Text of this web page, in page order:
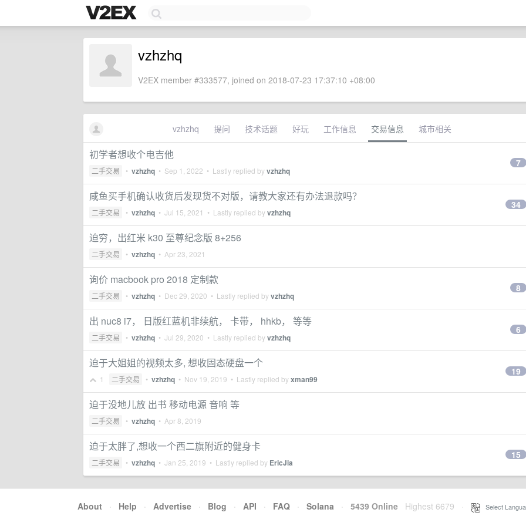
vzhzhq
V2EX member #333577, joined on 2018-07-23 17:37:10 +08:00
vzhzhq 提问 技术话题 好玩 工作信息 交易信息 城市相关
初学者想收个电吉他
二手交易 • vzhzhq • Sep 1, 2022 • Lastly replied byvzhzhq
7
咸鱼买手机确认收货后发现货不对版，请教大家还有办法退款吗？
二手交易 • vzhzhq • Jul 15, 2021 • Lastly replied byvzhzhq
34
迫穷，出红米 k30 至尊纪念版 8+256
二手交易 • vzhzhq • Apr 23, 2021
询价 macbook pro 2018 定制款
二手交易 • vzhzhq • Dec 29, 2020 • Lastly replied byvzhzhq
8
出 nuc8 i7， 日版红蓝机非续航， 卡带， hhkb， 等等
二手交易 • vzhzhq • Jul 29, 2020 • Lastly replied byvzhzhq
6
迫于大姐姐的视频太多, 想收固态硬盘一个
1 二手交易 • vzhzhq • Nov 19, 2019 • Lastly replied byxman99
19
迫于没地儿放 出书 移动电源 音响 等
二手交易 • vzhzhq • Apr 8, 2019
迫于太胖了,想收一个西二旗附近的健身卡
二手交易 • vzhzhq • Jan 25, 2019 • Lastly replied by EricJia
15
About · Help · Advertise · Blog · API · FAQ · Solana · 5439 Online Highest 6679 Select